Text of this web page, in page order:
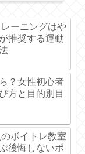
レーニングはや
推奨する運動
？女性初心者
方と目的別目
ボイトレ教室
後悔しないポ